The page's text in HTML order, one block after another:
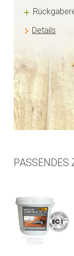
Details
PASSENDES